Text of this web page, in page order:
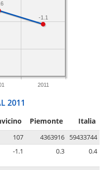
2011
-1.1
2011
Piemonte Italia
107 4363916
59433744
-1.1 0.3 0.4